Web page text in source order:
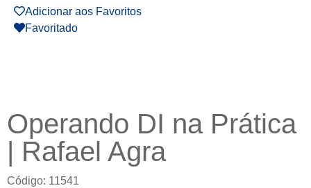
Adicionar aos Favoritos
Favoritado
Operando DI na Prática
| Rafael Agra
Código: 11541